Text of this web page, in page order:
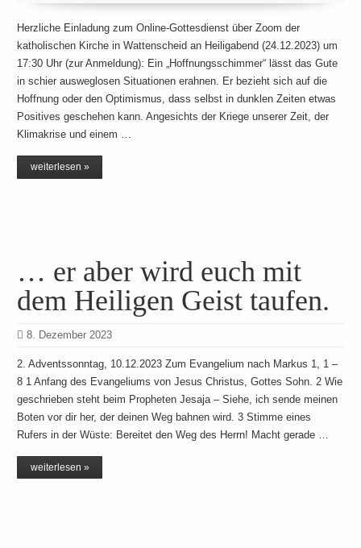
Herzliche Einladung zum Online-Gottesdienst über Zoom der
katholischen Kirche in Wattenscheid an Heiligabend (24.12.2023) um
17:30 Uhr (zur Anmeldung): Ein „Hoffnungsschimmer“ lässt das Gute
in schier ausweglosen Situationen erahnen. Er bezieht sich auf die
Hoffnung oder den Optimismus, dass selbst in dunklen Zeiten etwas
Positives geschehen kann. Angesichts der Kriege unserer Zeit, der
Klimakrise und einem …
weiterlesen »
… er aber wird euch mit
dem Heiligen Geist taufen.
8. Dezember 2023
2. Adventssonntag, 10.12.2023 Zum Evangelium nach Markus 1, 1 –
8 1 Anfang des Evangeliums von Jesus Christus, Gottes Sohn. 2 Wie
geschrieben steht beim Propheten Jesaja – Siehe, ich sende meinen
Boten vor dir her, der deinen Weg bahnen wird. 3 Stimme eines
Rufers in der Wüste: Bereitet den Weg des Herrn! Macht gerade …
weiterlesen »